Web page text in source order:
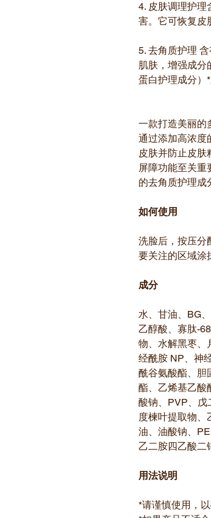
4. 皮肤调理护理
害。它可恢复皮
5. 去角质护理
肌肤，增强成分
蛋白护理成分）
一款打造美丽的
通过添加高浓度
皮肤并防止皮肤
屏障功能至关重
的去角质护理成
如何使用
洗脸后，按压分
要关注的区域涂
成分
水、甘油、BG
乙醇酸、寡肽-
物、水解黑枣、
经酰胺 NP、神
酰谷氨酸酯、胆
酯、乙烯基乙酸
酸钠、PVP、戊
度楝叶提取物、
油、油酸钠、
乙二胺四乙酸二
用法说明
*请谨慎使用，